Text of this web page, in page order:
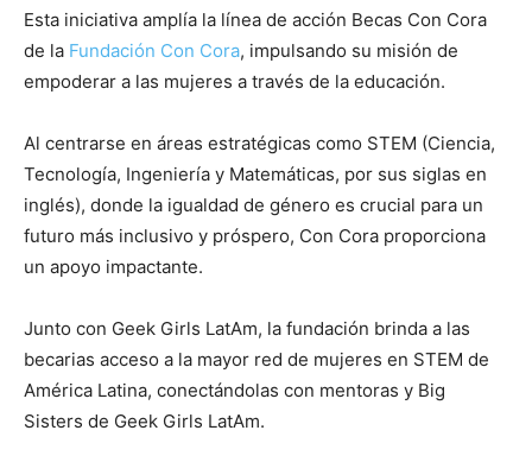
Esta iniciativa amplía la línea de acción Becas Con Cora
de la Fundación Con Cora, impulsando su misión de
empoderar a las mujeres a través de la educación.
Al centrarse en áreas estratégicas como STEM (Ciencia,
Tecnología, Ingeniería y Matemáticas, por sus siglas en
inglés), donde la igualdad de género es crucial para un
futuro más inclusivo y próspero, Con Cora proporciona
un apoyo impactante.
Junto con Geek Girls LatAm, la fundación brinda a las
becarias acceso a la mayor red de mujeres en STEM de
América Latina, conectándolas con mentoras y Big
Sisters de Geek Girls LatAm.